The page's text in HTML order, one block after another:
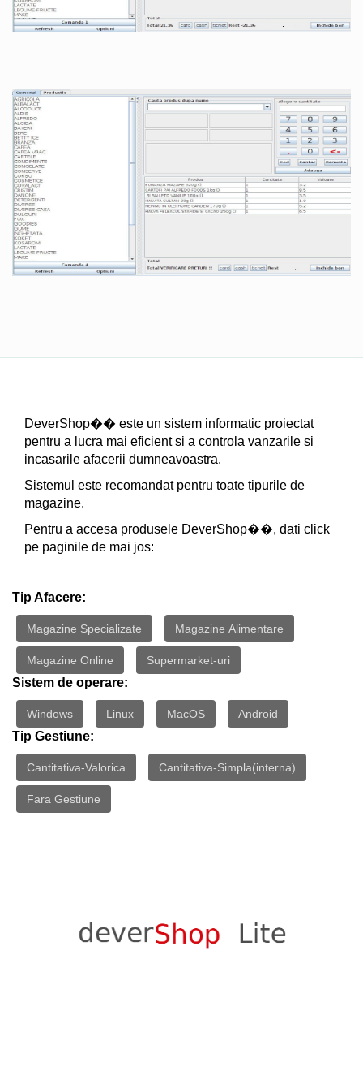
DeverShop�� este un sistem informatic proiectat
pentru a lucra mai eficient si a controla vanzarile si
incasarile afacerii dumneavoastra.
Sistemul este recomandat pentru toate tipurile de
magazine.
Pentru a accesa produsele DeverShop��, dati click
pe paginile de mai jos:
Tip Afacere:
Magazine Specializate Magazine Alimentare
Magazine Online Supermarket-uri
Sistem de operare:
Windows Linux MacOS Android
Tip Gestiune:
Cantitativa-Valorica Cantitativa-Simpla(interna)
Fara Gestiune